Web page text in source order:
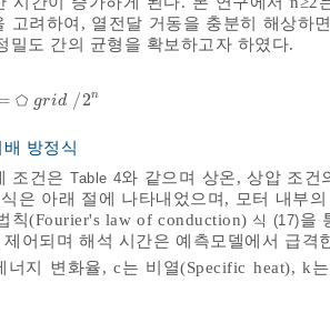
고려하여, 열전달 거동을 충분히 해상하
밀도 간의 균형을 확보하고자 하였다.
⬠ grid /2n
ri d =⬠ g rid /
방정식
조건은Table 4와 같으며 상온, 상압 조건
은 아래 절에 나타내었으며, 모터 내부
칙(Fourier's law of conduction) 식 (17)을
제어되며 해석 시간은 예측모델에서 급
너지 변화율, c는 비열(Specific heat), k